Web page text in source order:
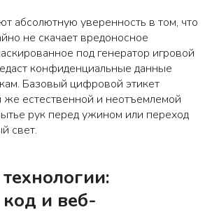
абсолютную уверенность в том, что
не скачает вредоносное
под генератор игровой
конфиденциальные данные
Базовый цифровой этикет
же естественной и неотъемлемой
рук перед ужином или переход
свет.
и веб-